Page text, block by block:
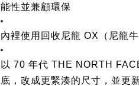
能性並兼顧環保
內裡使用回收尼龍 OX（尼龍牛
以 70 年代 THE NORTH
底，改成更緊湊的尺寸，並更